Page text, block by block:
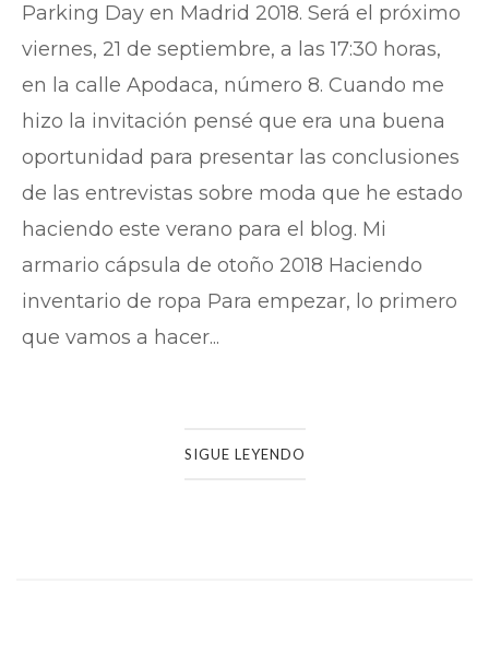
Parking Day en Madrid 2018. Será el próximo
viernes, 21 de septiembre, a las 17:30 horas,
en la calle Apodaca, número 8. Cuando me
hizo la invitación pensé que era una buena
oportunidad para presentar las conclusiones
de las entrevistas sobre moda que he estado
haciendo este verano para el blog. Mi
armario cápsula de otoño 2018 Haciendo
inventario de ropa Para empezar, lo primero
que vamos a hacer...
SIGUE LEYENDO